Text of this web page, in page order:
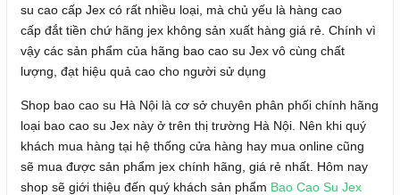
su cao cấp Jex có rất nhiều loại, mà chủ yếu là hàng cao
cấp đắt tiền chứ hãng jex không sản xuất hàng giá rẻ. Chính vì
vậy các sản phẩm của hãng bao cao su Jex vô cùng chất
lượng, đạt hiệu quả cao cho người sử dụng
Shop bao cao su Hà Nội là cơ sở chuyên phân phối chính hãng
loại bao cao su Jex này ở trên thị trường Hà Nội. Nên khi quý
khách mua hàng tại hệ thống cửa hàng hay mua online cũng
sẽ mua được sản phẩm jex chính hãng, giá rẻ nhất. Hôm nay
shop sẽ giới thiệu đến quý khách sản phẩm Bao Cao Su Jex